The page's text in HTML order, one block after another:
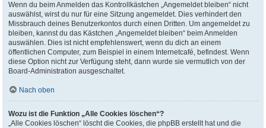
Wenn du beim Anmelden das Kontrollkästchen „Angemeldet bleiben“ nicht
auswählst, wirst du nur für eine Sitzung angemeldet. Dies verhindert den
Missbrauch deines Benutzerkontos durch einen Dritten. Um angemeldet zu
bleiben, kannst du das Kästchen „Angemeldet bleiben“ beim Anmelden
auswählen. Dies ist nicht empfehlenswert, wenn du dich an einem
öffentlichen Computer, zum Beispiel in einem Internetcafé, befindest. Wenn
diese Option nicht zur Verfügung steht, dann wurde sie vermutlich von der
Board-Administration ausgeschaltet.
Nach oben
Wozu ist die Funktion „Alle Cookies löschen“?
„Alle Cookies löschen“ löscht die Cookies, die phpBB erstellt hat und die